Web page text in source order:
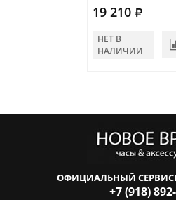
19 210
НЕТ В
НАЛИЧИИ
ОФИЦИАЛЬНЫЙ
+7 (918)